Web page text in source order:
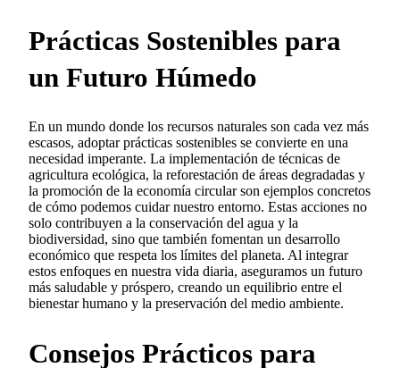
Prácticas Sostenibles para
un Futuro Húmedo
En un mundo donde los recursos naturales son cada vez más
escasos, adoptar prácticas sostenibles se convierte en una
necesidad imperante. La implementación de técnicas de
agricultura ecológica, la reforestación de áreas degradadas y
la promoción de la economía circular son ejemplos concretos
de cómo podemos cuidar nuestro entorno. Estas acciones no
solo contribuyen a la conservación del agua y la
biodiversidad, sino que también fomentan un desarrollo
económico que respeta los límites del planeta. Al integrar
estos enfoques en nuestra vida diaria, aseguramos un futuro
más saludable y próspero, creando un equilibrio entre el
bienestar humano y la preservación del medio ambiente.
Consejos Prácticos para